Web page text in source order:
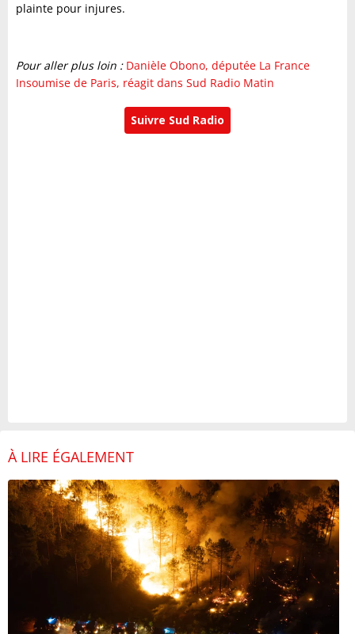
plainte pour injures.
Pour aller plus loin : Danièle Obono, députée La France
Insoumise de Paris, réagit dans Sud Radio Matin
Suivre Sud Radio
À LIRE ÉGALEMENT